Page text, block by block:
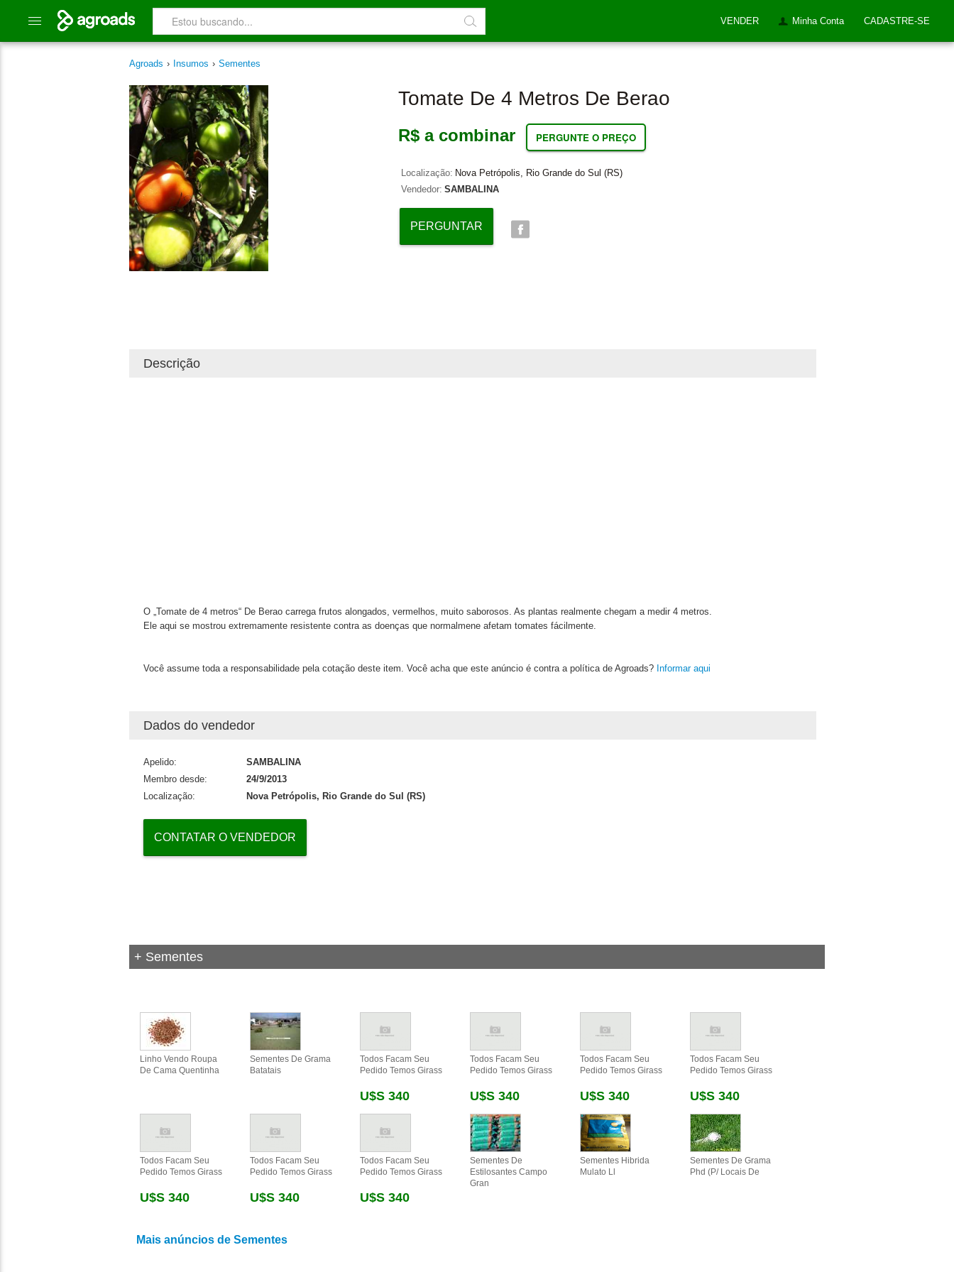
VENDER Minha Conta CADASTRE-SE
Agroads › Insumos › Sementes
Tomate De 4 Metros De Berao
R$ a combinar PERGUNTE O PREÇO
Localização: Nova Petrópolis, Rio Grande do Sul (RS)
Vendedor: SAMBALINA
PERGUNTAR
Descrição
O „Tomate de 4 metros“ De Berao carrega frutos alongados, vermelhos, muito saborosos. As plantas realmente chegam a medir 4 metros.
Ele aqui se mostrou extremamente resistente contra as doenças que normalmene afetam tomates fácilmente.
Você assume toda a responsabilidade pela cotação deste item. Você acha que este anúncio é contra a política de Agroads? Informar aqui
Dados do vendedor
Apelido:
SAMBALINA
Membro desde:
24/9/2013
Localização:
Nova Petrópolis, Rio Grande do Sul (RS)
CONTATAR O VENDEDOR
+ Sementes
Linho Vendo Roupa
De Cama Quentinha
Sementes De Grama
Batatais
Todos Facam Seu
Pedido Temos Girass
U$s 340
Todos Facam Seu
Pedido Temos Girass
U$s 340
Todos Facam Seu
Pedido Temos Girass
U$s 340
Todos Facam Seu
Pedido Temos Girass
U$s 340
Todos Facam Seu
Pedido Temos Girass
U$s 340
Todos Facam Seu
Pedido Temos Girass
U$s 340
Todos Facam Seu
Pedido Temos Girass
U$s 340
Sementes De
Estilosantes Campo
Gran
Sementes Hibrida
Mulato Ll
Sementes De Grama
Phd (p/ Locais De
Mais anúncios de Sementes